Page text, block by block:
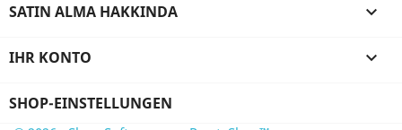
SATIN ALMA HAKKINDA 
IHR KONTO 
SHOP-EINSTELLUNGEN